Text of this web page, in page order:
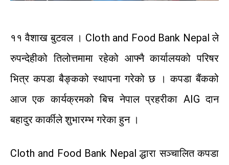
११ वैशाख बुटवल । Cloth and Food Bank Nepalले
रुपन्देहीको तिलोत्तमामा रहेको आफ्नै कार्यालयको परिषर
भित्र कपडाबैङ्कको स्थापना गरेको छ । कपडा बैंकको
आज एककार्यक्रमको बिच नेपाल प्रहरीका AIGदान
बहादुर कार्कीले शुभारम्भ गरेका हुन ।
Cloth and Food Bank Nepalद्धारा सञ्चालित कपडा